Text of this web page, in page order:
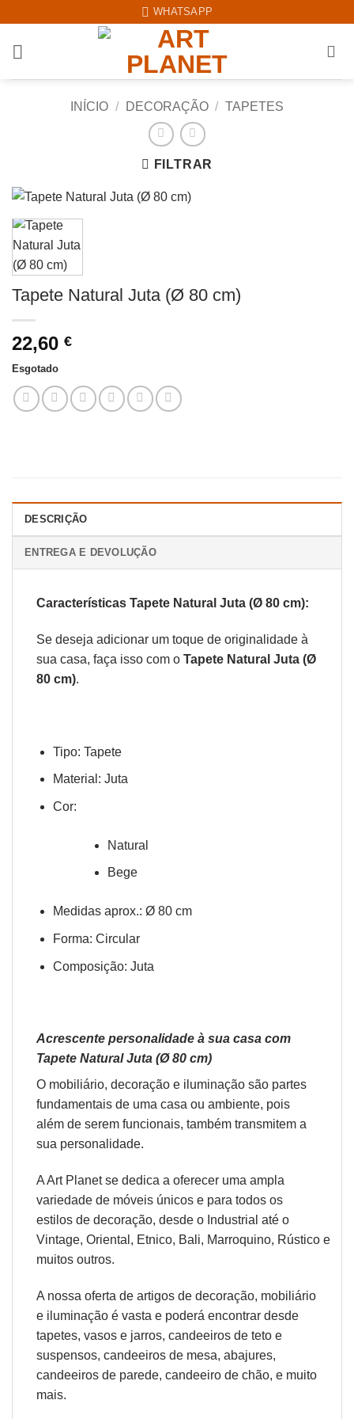
content
WHATSAPP
INÍCIO / DECORAÇÃO / TAPETES
FILTRAR
Tapete Natural Juta (Ø 80 cm)
22,60 €
Esgotado
DESCRIÇÃO
ENTREGA E DEVOLUÇÃO
Características Tapete Natural Juta (Ø 80 cm):
Se deseja adicionar um toque de originalidade à
sua casa, faça isso com o Tapete Natural Juta (Ø
80 cm).
Tipo: Tapete
Material: Juta
Cor:
Natural
Bege
Medidas aprox.: Ø 80 cm
Forma: Circular
Composição: Juta
Acrescente personalidade à sua casa com
Tapete Natural Juta (Ø 80 cm)
O mobiliário, decoração e iluminação são partes
fundamentais de uma casa ou ambiente, pois
além de serem funcionais, também transmitem a
sua personalidade.
A Art Planet se dedica a oferecer uma ampla
variedade de móveis únicos e para todos os
estilos de decoração, desde o Industrial até o
Vintage, Oriental , Etnico, Bali, Marroquino, Rústico e
muitos outros.
A nossa oferta de artigos de decoração, mobiliário
e iluminação é vasta e poderá encontrar desde
tapetes, vasos e jarros, candeeiros de teto e
suspensos, candeeiros de mesa, abajures,
candeeiros de parede, candeeiro de chão, e muito
mais.